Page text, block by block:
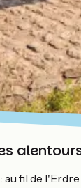
au fil de